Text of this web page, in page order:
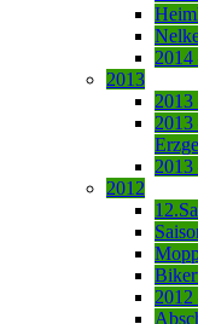
2014
2013
2013
2013
2013
2012